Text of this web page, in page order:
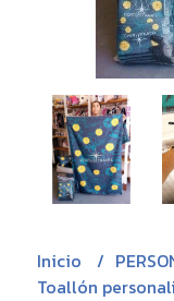
Inicio
Toallón